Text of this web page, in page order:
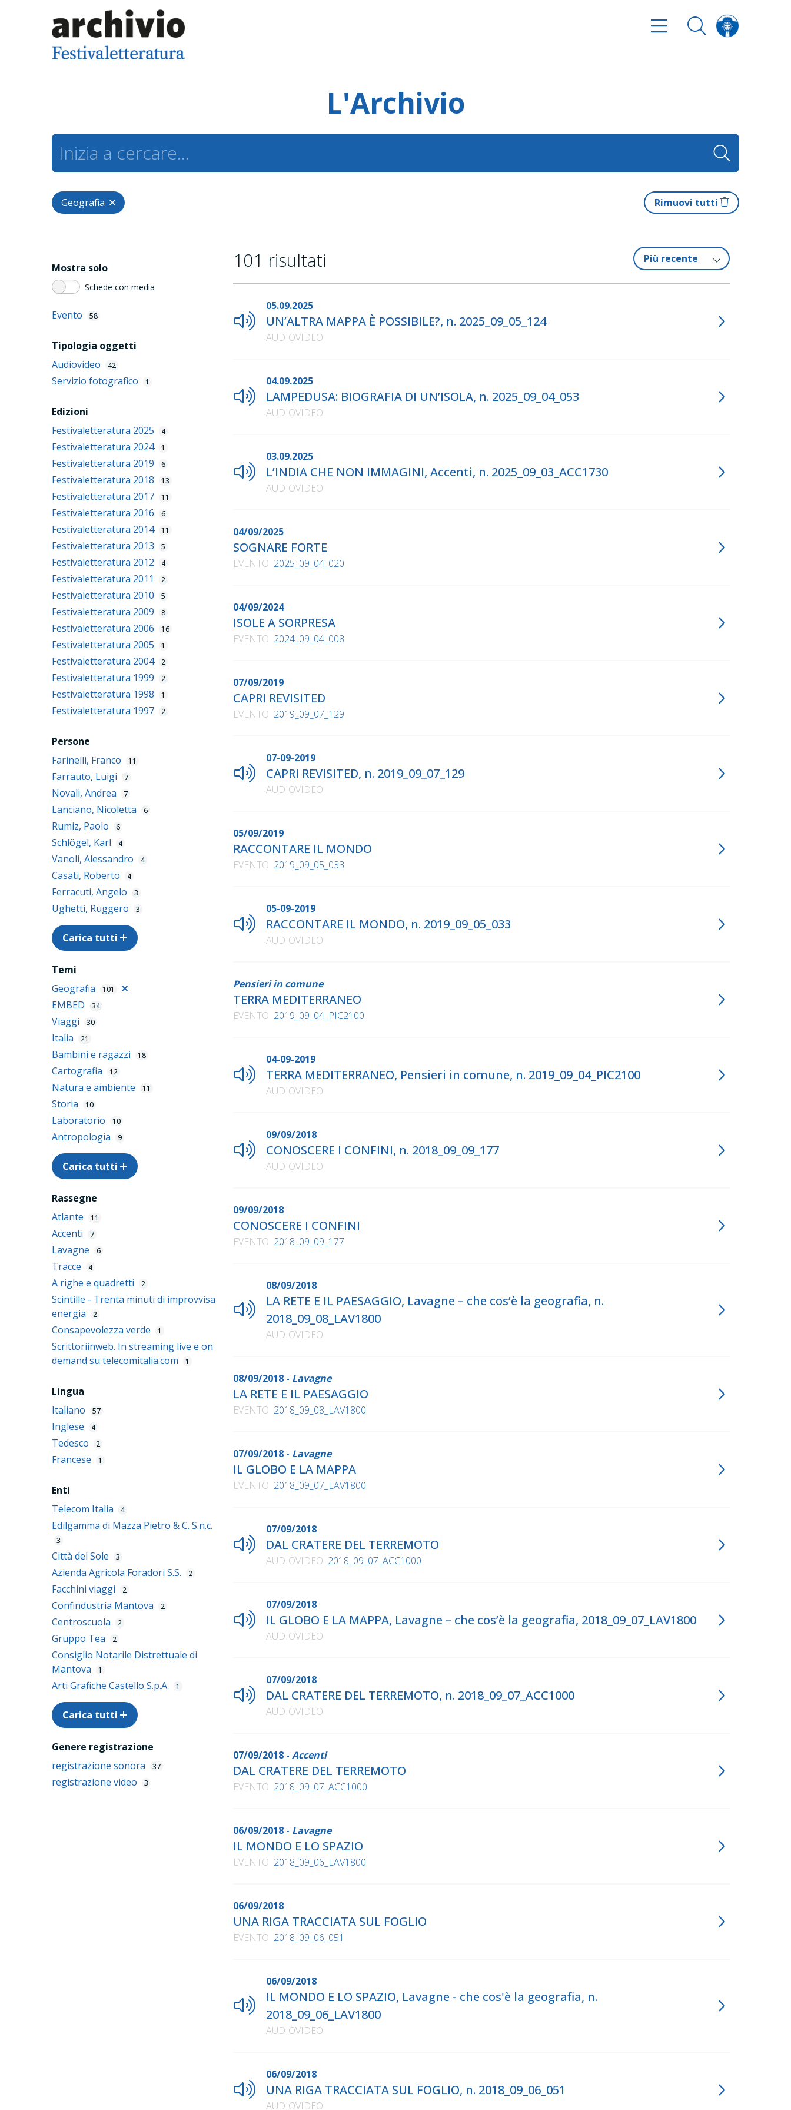
L'Archivio
Geografia Rimuovi tutti
Mostra solo
Schede con media
Evento 58
Tipologia oggetti
Audiovideo
42
Servizio fotografico 1
Edizioni
Festivaletteratura 2025
4
Festivaletteratura 2024 1
Festivaletteratura 2019 6
Festivaletteratura 2018 13
Festivaletteratura 2017 11
Festivaletteratura 2016 6
Festivaletteratura 2014 11
Festivaletteratura 2013 5
Festivaletteratura 2012 4
Festivaletteratura 2011 2
Festivaletteratura 2010 5
Festivaletteratura 2009 8
Festivaletteratura 2006 16
Festivaletteratura 2005 1
Festivaletteratura 2004 2
Festivaletteratura 1999 2
Festivaletteratura 1998 1
Festivaletteratura 1997 2
Persone
Farinelli, Franco
11
Farrauto, Luigi 7
Novali, Andrea 7
Lanciano, Nicoletta 6
Rumiz, Paolo 6
Schlögel, Karl 4
Vanoli, Alessandro 4
Casati, Roberto 4
Ferracuti, Angelo 3
Ughetti, Ruggero 3
Carica tutti
Temi
Geografia
101
EMBED 34
Viaggi 30
Italia 21
Bambini e ragazzi 18
Cartografia 12
Natura e ambiente 11
Storia 10
Laboratorio 10
Antropologia 9
Carica tutti
Rassegne
Atlante
11
Accenti 7
Lavagne 6
Tracce 4
A righe e quadretti 2
Scintille - Trenta minuti di improvvisa
energia
2
Consapevolezza verde 1
Scrittoriinweb. In streaming live e on
demand su telecomitalia.com
1
Lingua
Italiano
57
Inglese 4
Tedesco 2
Francese 1
Enti
Telecom Italia
4
Edilgamma di Mazza Pietro & C. S.n.c.
3
Città del Sole 3
Azienda Agricola Foradori S.S. 2
Facchini viaggi 2
Confindustria Mantova 2
Centroscuola 2
Gruppo Tea 2
Consiglio Notarile Distrettuale di
Mantova
1
Arti Grafiche Castello S.p.A. 1
Carica tutti
Genere registrazione
registrazione sonora
37
registrazione video 3
101 risultati
05.09.2025
UN’ALTRA MAPPA È POSSIBILE?, n. 2025_09_05_124
AUDIOVIDEO
04.09.2025
LAMPEDUSA: BIOGRAFIA DI UN’ISOLA, n. 2025_09_04_053
AUDIOVIDEO
03.09.2025
L’INDIA CHE NON IMMAGINI, Accenti, n. 2025_09_03_ACC1730
AUDIOVIDEO
04/09/2025
SOGNARE FORTE
EVENTO 2025_09_04_020
04/09/2024
ISOLE A SORPRESA
EVENTO 2024_09_04_008
07/09/2019
CAPRI REVISITED
EVENTO 2019_09_07_129
07-09-2019
CAPRI REVISITED, n. 2019_09_07_129
AUDIOVIDEO
05/09/2019
RACCONTARE IL MONDO
EVENTO 2019_09_05_033
05-09-2019
RACCONTARE IL MONDO, n. 2019_09_05_033
AUDIOVIDEO
Pensieri in comune
TERRA MEDITERRANEO
EVENTO 2019_09_04_PIC2100
04-09-2019
TERRA MEDITERRANEO, Pensieri in comune, n. 2019_09_04_PIC2100
AUDIOVIDEO
09/09/2018
CONOSCERE I CONFINI, n. 2018_09_09_177
AUDIOVIDEO
09/09/2018
CONOSCERE I CONFINI
EVENTO 2018_09_09_177
08/09/2018
LA RETE E IL PAESAGGIO, Lavagne – che cos’è la geografia, n.
2018_09_08_LAV1800
AUDIOVIDEO
08/09/2018 - Lavagne
LA RETE E IL PAESAGGIO
EVENTO 2018_09_08_LAV1800
07/09/2018 - Lavagne
IL GLOBO E LA MAPPA
EVENTO 2018_09_07_LAV1800
07/09/2018
DAL CRATERE DEL TERREMOTO
AUDIOVIDEO 2018_09_07_ACC1000
07/09/2018
IL GLOBO E LA MAPPA, Lavagne – che cos’è la geografia, 2018_09_07_LAV1800
AUDIOVIDEO
07/09/2018
DAL CRATERE DEL TERREMOTO, n. 2018_09_07_ACC1000
AUDIOVIDEO
07/09/2018 - Accenti
DAL CRATERE DEL TERREMOTO
EVENTO 2018_09_07_ACC1000
06/09/2018 - Lavagne
IL MONDO E LO SPAZIO
EVENTO 2018_09_06_LAV1800
06/09/2018
UNA RIGA TRACCIATA SUL FOGLIO
EVENTO 2018_09_06_051
06/09/2018
IL MONDO E LO SPAZIO, Lavagne - che cos'è la geografia, n.
2018_09_06_LAV1800
AUDIOVIDEO
06/09/2018
UNA RIGA TRACCIATA SUL FOGLIO, n. 2018_09_06_051
AUDIOVIDEO